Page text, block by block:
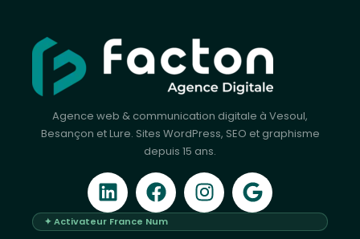
Agence web & communication digitale à Vesoul,
Besançon et Lure. Sites WordPress, SEO et graphisme
depuis 15 ans.
✦ Activateur France Num